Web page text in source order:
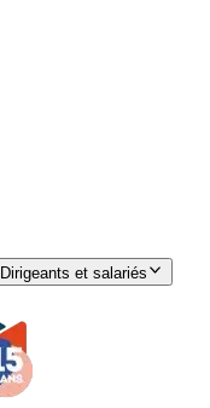
Dirigeants et salariés